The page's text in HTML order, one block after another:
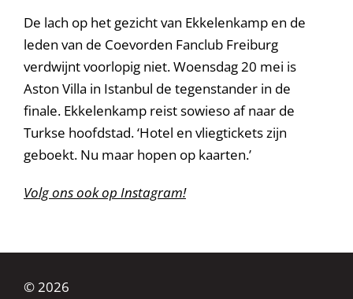
De lach op het gezicht van Ekkelenkamp en de
leden van de Coevorden Fanclub Freiburg
verdwijnt voorlopig niet. Woensdag 20 mei is
Aston Villa in Istanbul de tegenstander in de
finale. Ekkelenkamp reist sowieso af naar de
Turkse hoofdstad. ‘Hotel en vliegtickets zijn
geboekt. Nu maar hopen op kaarten.’
Volg ons ook op Instagram!
© 2026